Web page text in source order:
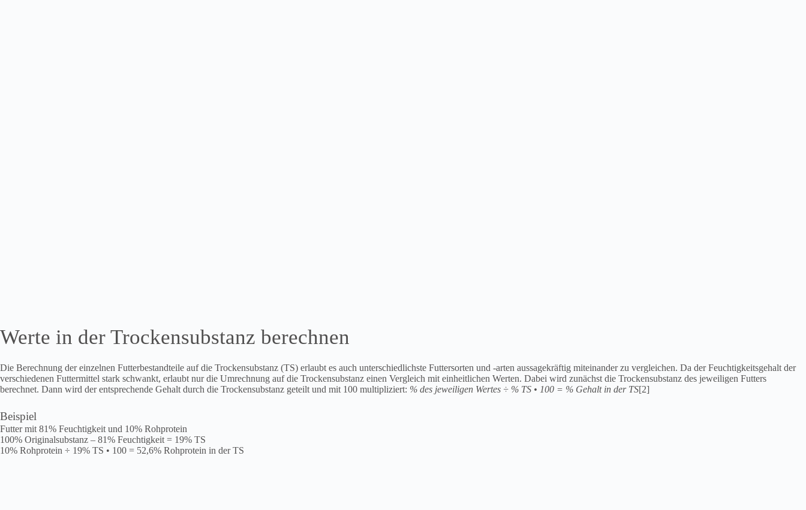
Werte in der Trockensubstanz berechnen
Die Berechnung der einzelnen Futterbestandteile auf die Trockensubstanz (TS) erlaubt es auch unterschiedlichste Futtersorten und -arten aussagekräftig miteinander zu vergleichen. Da der Feuchtigkeitsgehalt der
verschiedenen Futtermittel stark schwankt, erlaubt nur die Umrechnung auf die Trockensubstanz einen Vergleich mit einheitlichen Werten. Dabei wird zunächst die Trockensubstanz des jeweiligen Futters
berechnet. Dann wird der entsprechende Gehalt durch die Trockensubstanz geteilt und mit 100 multipliziert: % des jeweiligen Wertes ÷ % TS • 100 = % Gehalt in der TS[2]
Beispiel
Futter mit 81% Feuchtigkeit und 10% Rohprotein
100% Originalsubstanz – 81% Feuchtigkeit = 19% TS
10% Rohprotein ÷ 19% TS • 100 = 52,6% Rohprotein in der TS